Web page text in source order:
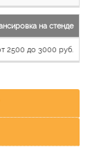
на стенде
2500 до 3000 руб.